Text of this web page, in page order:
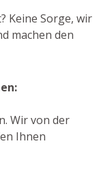
Keine Sorge, wir
machen den
Wir von der
Ihnen